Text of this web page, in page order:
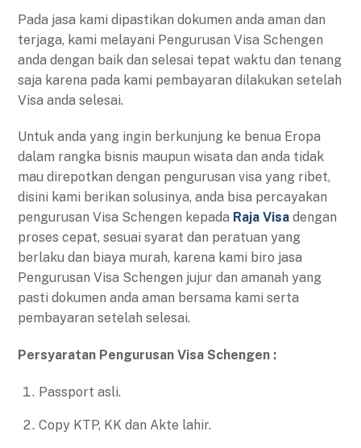
Pada jasa kami dipastikan dokumen anda aman dan
terjaga, kami melayani Pengurusan Visa Schengen
anda dengan baik dan selesai tepat waktu dan tenang
saja karena pada kami pembayaran dilakukan setelah
Visa anda selesai.
Untuk anda yang ingin berkunjung ke benua Eropa
dalam rangka bisnis maupun wisata dan anda tidak
mau direpotkan dengan pengurusan visa yang ribet,
disini kami berikan solusinya, anda bisa percayakan
pengurusan Visa Schengen kepada Raja Visa dengan
proses cepat, sesuai syarat dan peratuan yang
berlaku dan biaya murah, karena kami biro jasa
Pengurusan Visa Schengen jujur dan amanah yang
pasti dokumen anda aman bersama kami serta
pembayaran setelah selesai.
Persyaratan Pengurusan Visa Schengen :
Passport asli.
Copy KTP, KK dan Akte lahir.